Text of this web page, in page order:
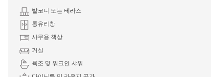
발코니 또는 테라스
통유리창
사무용 책상
거실
욕조 및 워크인 샤워